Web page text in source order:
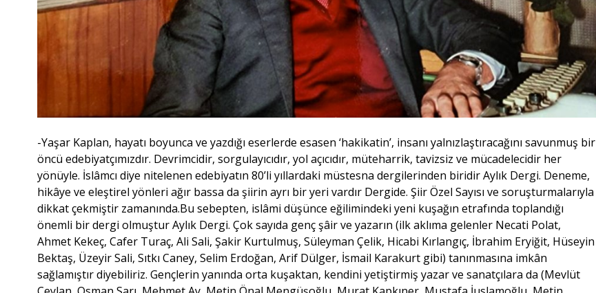
-Yaşar Kaplan, hayatı boyunca ve yazdığı eserlerde esasen ‘hakikatin’, insanı yalnızlaştıracağını savunmuş bir
öncü edebiyatçımızdır. Devrimcidir, sorgulayıcıdır, yol açıcıdır, müteharrik, tavizsiz ve mücadelecidir her
yönüyle. İslâmcı diye nitelenen edebiyatın 80’li yıllardaki müstesna dergilerinden biridir Aylık Dergi. Deneme,
hikâye ve eleştirel yönleri ağır bassa da şiirin ayrı bir yeri vardır Dergide. Şiir Özel Sayısı ve soruşturmalarıyla
dikkat çekmiştir zamanında.Bu sebepten, islâmi düşünce eğilimindeki yeni kuşağın etrafında toplandığı
önemli bir dergi olmuştur Aylık Dergi. Çok sayıda genç şâir ve yazarın (ilk aklıma gelenler Necati Polat,
Ahmet Kekeç, Cafer Turaç, Ali Sali, Şakir Kurtulmuş, Süleyman Çelik, Hicabi Kırlangıç, İbrahim Eryiğit, Hüseyin
Bektaş, Üzeyir Sali, Sıtkı Caney, Selim Erdoğan, Arif Dülger, İsmail Karakurt gibi) tanınmasına imkân
sağlamıştır diyebiliriz. Gençlerin yanında orta kuşaktan, kendini yetiştirmiş yazar ve sanatçılara da (Mevlüt